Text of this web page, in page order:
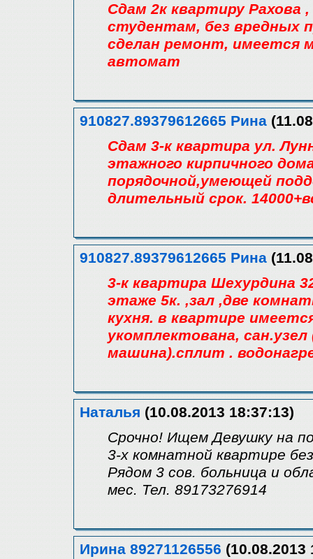
Сдам 2к квартиру Рахова
студентам, без вредных
сделан ремонт, имеется
автомат
910827.89379612665 Рина
Сдам 3-к квартира ул.
этажного кирпичного
порядочной,умеющей
длительный срок.
910827.89379612665 Рина
3-к квартира Шехурдина
этаже 5к. ,зал ,две
кухня. в квартире
укомплектована,
машина).сплит .
Наталья (10.08.2013 18:37:13)
Срочно! Ищем Девушку на
3-х комнатной квартире
Рядом 3 сов. больница и
мес. Тел. 89173276914
Ирина 89271126556 (10.08.2013